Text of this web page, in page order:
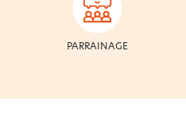
PARRAINAGE